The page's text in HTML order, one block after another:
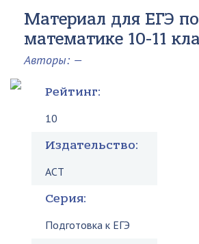
Материал для ЕГЭ по
математике 10-11
Авторы: —
Рейтинг:
10
Издательство:
АСТ
Серия:
Подготовка к ЕГЭ